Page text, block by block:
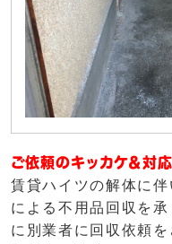
ご依頼のキッカケ＆対応
賃貸ハイツの解体に
による不用品回収を
に別業者に回収依頼